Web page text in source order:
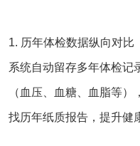
1. 历年体检数据纵向对比
系统自动留存多年体检记
（血压、血糖、血脂等
找历年纸质报告，提升健